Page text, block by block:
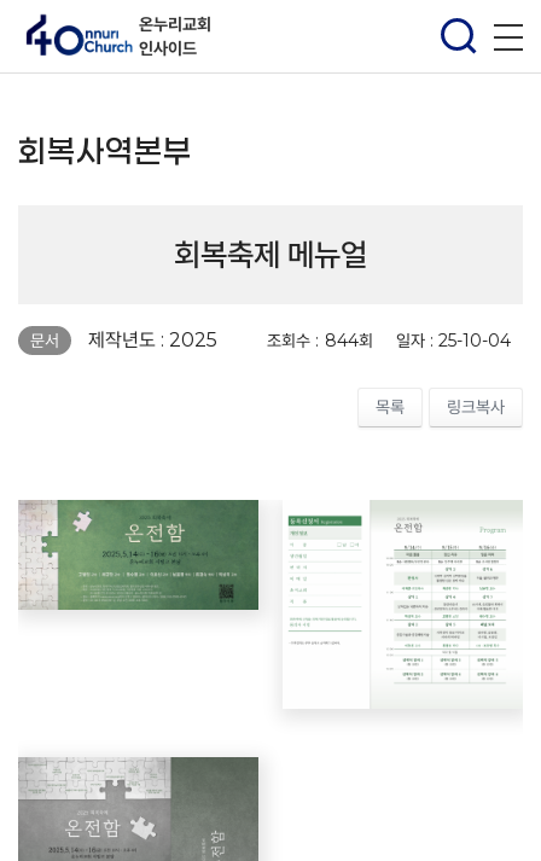
온누리교회
인사이드
회복사역본부
회복축제 메뉴얼
문서 제작년도 : 2025 조회수 : 844회 일자 : 25-10-04
목록 링크복사